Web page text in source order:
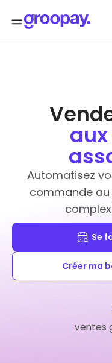
Automatisez
commande
Se
Créer ma
ventes